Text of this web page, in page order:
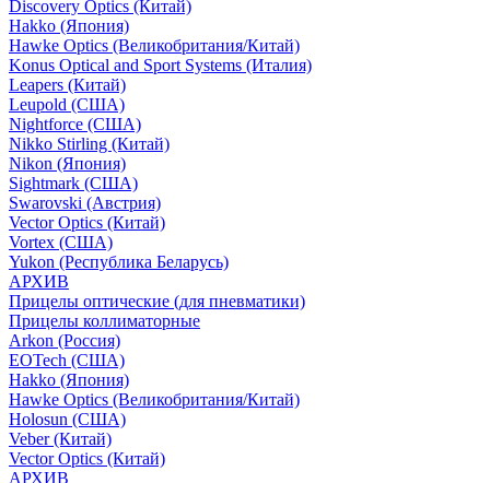
Discovery Optics (Китай)
Hakko (Япония)
Hawke Optics (Великобритания/Китай)
Konus Optical and Sport Systems (Италия)
Leapers (Китай)
Leupold (США)
Nightforce (США)
Nikko Stirling (Китай)
Nikon (Япония)
Sightmark (США)
Swarovski (Австрия)
Vector Optics (Китай)
Vortex (США)
Yukon (Республика Беларусь)
АРХИВ
Прицелы оптические (для пневматики)
Прицелы коллиматорные
Arkon (Россия)
EOTech (США)
Hakko (Япония)
Hawke Optics (Великобритания/Китай)
Holosun (США)
Veber (Китай)
Vector Optics (Китай)
АРХИВ